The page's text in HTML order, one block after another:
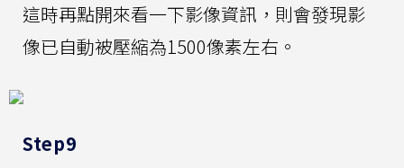
這時再點開來看一下影像資訊，則會發現影
像已自動被壓縮為1500像素左右。
Step9